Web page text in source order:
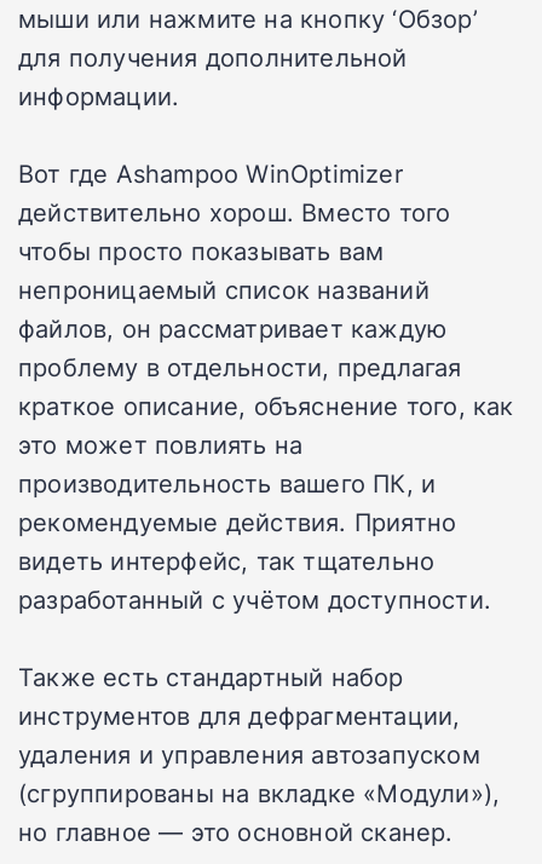
мыши или нажмите на кнопку ‘Обзор’
для получения дополнительной
информации.
Вот где Ashampoo WinOptimizer
действительно хорош. Вместо того
чтобы просто показывать вам
непроницаемый список названий
файлов, он рассматривает каждую
проблему в отдельности, предлагая
краткое описание, объяснение того, как
это может повлиять на
производительность вашего ПК, и
рекомендуемые действия. Приятно
видеть интерфейс, так тщательно
разработанный с учётом доступности.
Также есть стандартный набор
инструментов для дефрагментации,
удаления и управления автозапуском
(сгруппированы на вкладке «Модули»),
но главное — это основной сканер.